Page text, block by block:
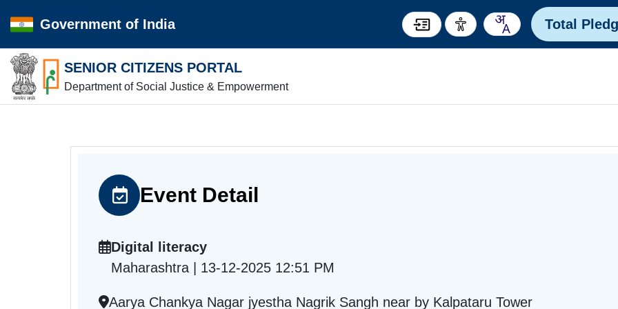
Government of India Total
SENIOR CITIZENS PORTAL
Department of Social Justice & Empowerment
Event Detail
Digital literacy
Maharashtra | 13-12-2025 12:51 PM
Aarya Chankya Nagar jyestha Nagrik Sangh near by Kalpataru Tower